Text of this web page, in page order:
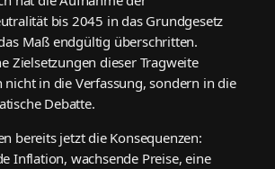
bis 2045 in das Grundgesetz
Maß endgültig überschritten.
Zielsetzungen dieser Tragweite
nicht in die Verfassung, sondern in die
Debatte.
bereits jetzt die Konsequenzen:
Inflation, wachsende Preise, eine